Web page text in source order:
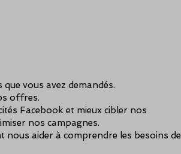
vous avez demandés.
offres.
Facebook et mieux cibler nos
nos campagnes.
aider à comprendre les besoins de